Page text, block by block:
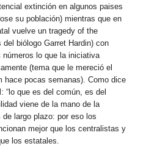
extinción en algunos paises
su población) mientras que en
vuelve un tragedy of the
biólogo Garret Hardin) con
lo que la iniciativa
(tema que le mereció el
hace pocas semanas). Como dice
“lo que es del común, es del
viene de la mano de la
largo plazo: por eso los
mejor que los centralistas y
los estatales.